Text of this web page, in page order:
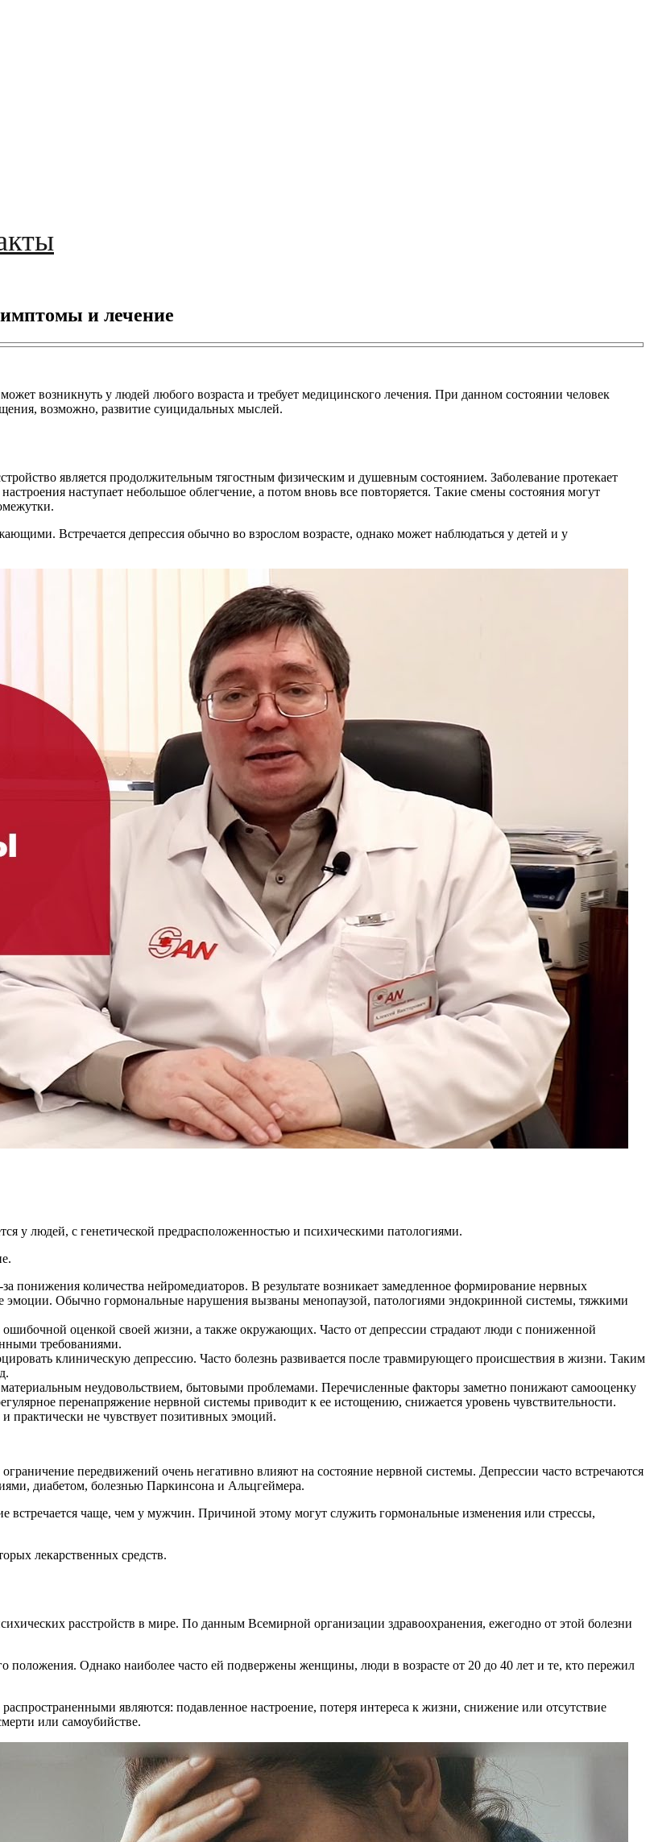
и лечение
возникнуть у людей любого возраста и требует медицинского лечения. При данном состоянии человек
возможно, развитие суицидальных мыслей.
является продолжительным тягостным физическим и душевным состоянием. Заболевание протекает
наступает небольшое облегчение, а потом вновь все повторяется. Такие смены состояния могут
Встречается депрессия обычно во взрослом возрасте, однако может наблюдаться у детей и у
у людей, с генетической предрасположенностью и психическими патологиями.
понижения количества нейромедиаторов. В результате возникает замедленное формирование нервных
эмоции. Обычно гормональные нарушения вызваны менопаузой, патологиями эндокринной системы, тяжкими
оценкой своей жизни, а также окружающих. Часто от депрессии страдают люди с пониженной
требованиями.
клиническую депрессию. Часто болезнь развивается после травмирующего происшествия в жизни. Таким
неудовольствием, бытовыми проблемами. Перечисленные факторы заметно понижают самооценку
перенапряжение нервной системы приводит к ее истощению, снижается уровень чувствительности.
практически не чувствует позитивных эмоций.
передвижений очень негативно влияют на состояние нервной системы. Депрессии часто встречаются
диабетом, болезнью Паркинсона и Альцгеймера.
встречается чаще, чем у мужчин. Причиной этому могут служить гормональные изменения или стрессы,
лекарственных средств.
расстройств в мире. По данным Всемирной организации здравоохранения, ежегодно от этой болезни
положения. Однако наиболее часто ей подвержены женщины, люди в возрасте от 20 до 40 лет и те, кто пережил
являются: подавленное настроение, потеря интереса к жизни, снижение или отсутствие
или самоубийстве.